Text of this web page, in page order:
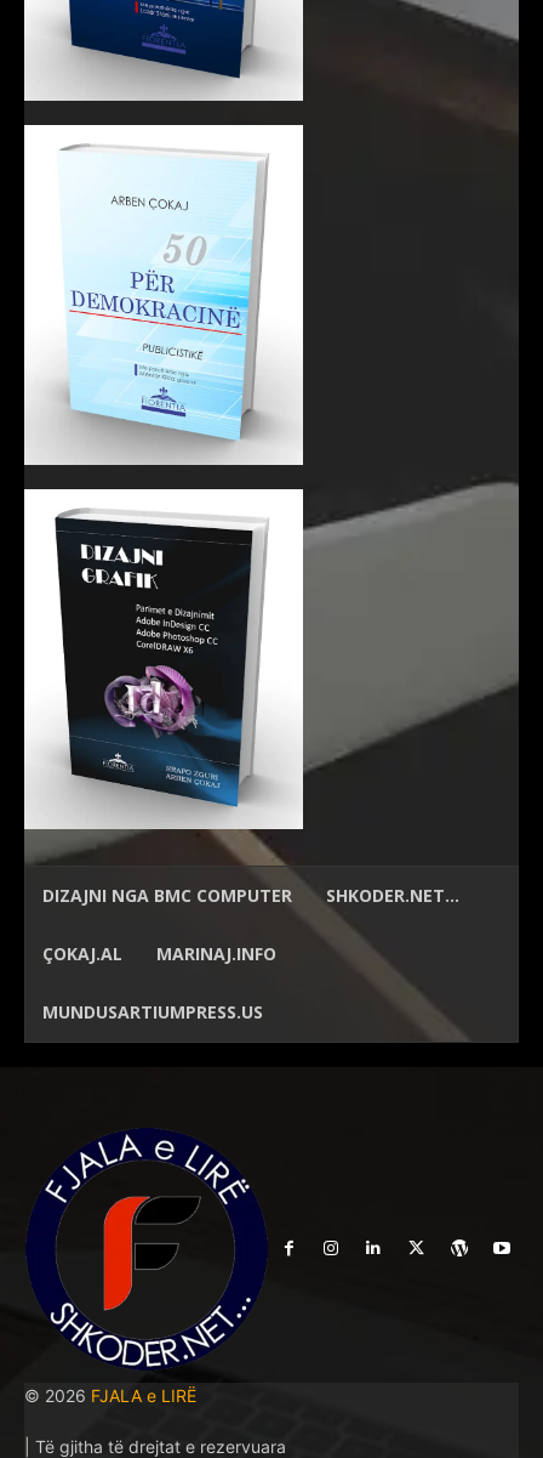
DIZAJNI NGA BMC COMPUTER SHKODER.NET…
ÇOKAJ.AL MARINAJ.INFO
MUNDUSARTIUMPRESS.US
© 2026 FJALA e LIRË
| Të gjitha të drejtat e rezervuara